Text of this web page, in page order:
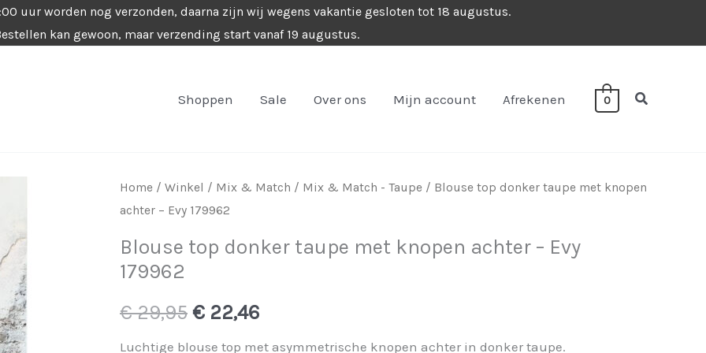
uur worden nog verzonden, daarna zijn wij wegens vakantie gesloten tot 18 augustus.
kan gewoon, maar verzending start vanaf 19 augustus.
Shoppen Sale Over ons Mijn account Afrekenen 0 Zoeken
Home / Winkel / Mix & Match / Mix & Match - Taupe / Blouse top donker taupe met knopen
achter – Evy 179962
Blouse top donker taupe met knopen achter – Evy
179962
€29,95 Oorspronkelijke
prijs
€ 22,46Huidige
prijs
Luchtige blouse top met asymmetrische knopen achter in donker taupe.